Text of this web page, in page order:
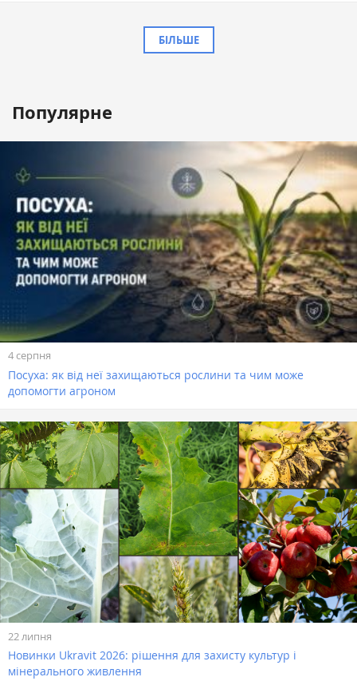
БІЛЬШЕ
Популярне
4 серпня
Посуха: як від неї захищаються рослини та чим може
допомогти агроном
22 липня
Новинки Ukravit 2026: рішення для захисту культур і
мінерального живлення